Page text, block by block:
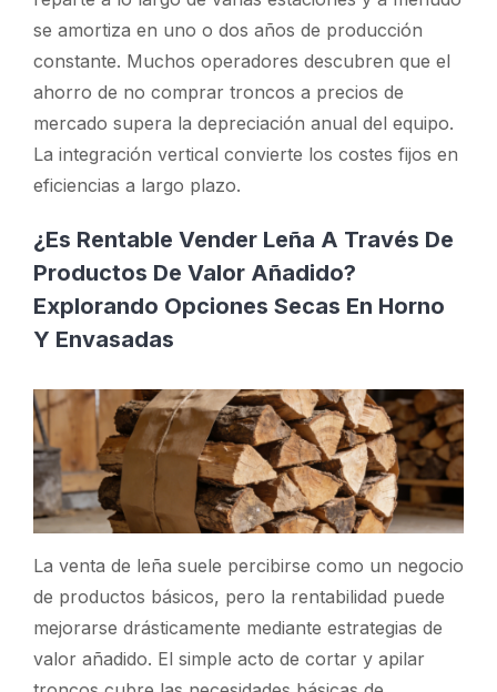
se amortiza en uno o dos años de producción
constante. Muchos operadores descubren que el
ahorro de no comprar troncos a precios de
mercado supera la depreciación anual del equipo.
La integración vertical convierte los costes fijos en
eficiencias a largo plazo.
¿Es Rentable Vender Leña A Través De
Productos De Valor Añadido?
Explorando Opciones Secas En Horno
Y Envasadas
La venta de leña suele percibirse como un negocio
de productos básicos, pero la rentabilidad puede
mejorarse drásticamente mediante estrategias de
valor añadido. El simple acto de cortar y apilar